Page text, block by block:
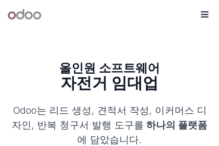
Odoo 메
올인원 소프트웨어
자전거 임대업
Odoo는 리드 생성, 견적서 작성, 이커머스 디
자인, 반복 청구서 발행 도구를 하나의 플랫폼
에 담았습니다.